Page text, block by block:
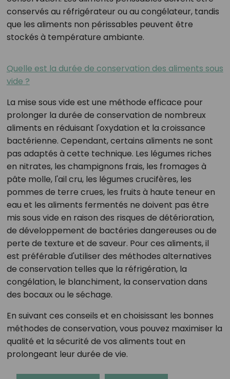
conservés au réfrigérateur ou au congélateur, tandis
que les aliments non périssables peuvent être
stockés à température ambiante.
Quelle est la durée de conservation des aliments sous
vide ?
La mise sous vide est une méthode efficace pour
prolonger la durée de conservation de nombreux
aliments en réduisant l'oxydation et la croissance
bactérienne. Cependant, certains aliments ne sont
pas adaptés à cette technique. Les légumes riches
en nitrates, les champignons frais, les fromages à
pâte molle, l'ail cru, les légumes crucifères, les
pommes de terre crues, les fruits à haute teneur en
eau et les aliments fermentés ne doivent pas être
mis sous vide en raison des risques de détérioration,
de développement de bactéries dangereuses ou de
perte de texture et de saveur. Pour ces aliments, il
est préférable d'utiliser des méthodes alternatives
de conservation telles que la réfrigération, la
congélation, le blanchiment, la conservation dans
des bocaux ou le séchage.
En suivant ces conseils et en choisissant les bonnes
méthodes de conservation, vous pouvez maximiser la
qualité et la sécurité de vos aliments tout en
prolongeant leur durée de vie.